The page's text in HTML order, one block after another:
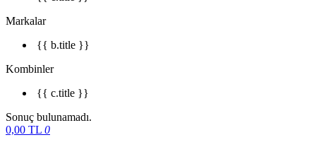
Markalar
{{ b.title }}
Kombinler
{{ c.title }}
Sonuç bulunamadı.
0,00 TL 0